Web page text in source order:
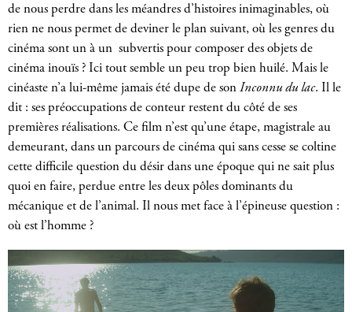
de nous perdre dans les méandres d’histoires inimaginables, où
rien ne nous permet de deviner le plan suivant, où les genres du
cinéma sont un à un subvertis pour composer des objets de
cinéma inouïs ? Ici tout semble un peu trop bien huilé. Mais le
cinéaste n’a lui-même jamais été dupe de son Inconnu du lac. Il le
dit : ses préoccupations de conteur restent du côté de ses
premières réalisations. Ce film n’est qu’une étape, magistrale au
demeurant, dans un parcours de cinéma qui sans cesse se coltine
cette difficile question du désir dans une époque qui ne sait plus
quoi en faire, perdue entre les deux pôles dominants du
mécanique et de l’animal. Il nous met face à l’épineuse question :
où est l’homme ?